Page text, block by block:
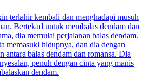
ayah tiri dan kakak tirinya pindah
disangka, setiap kali ayah tirinya
Lily dan ibunya. Selain itu, dibawah
tirinya juga sering menyiksa Lily. Pada
tahan memilih untuk bunuh diri dan
diambil oleh ayah tiri Lily. Lily ingin